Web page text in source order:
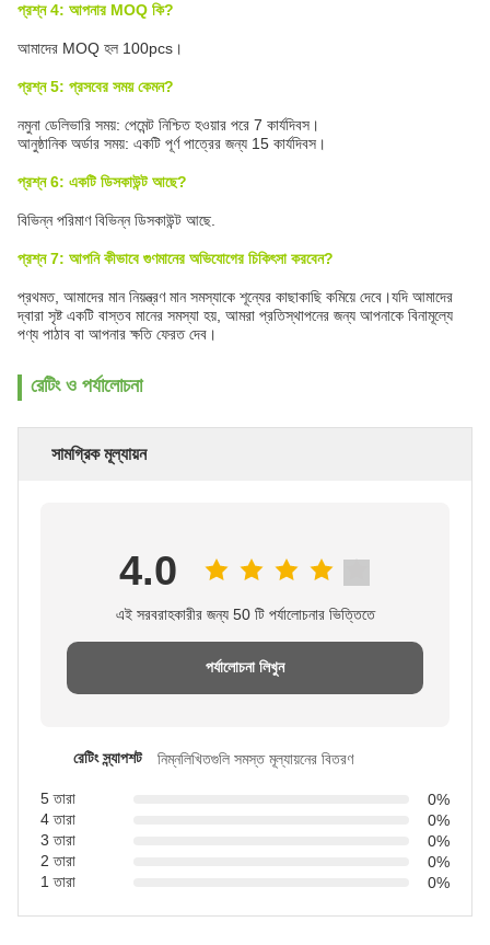
প্রশ্ন 4: আপনার MOQ কি?
আমাদের MOQ হল 100pcs।
প্রশ্ন 5: প্রসবের সময় কেমন?
নমুনা ডেলিভারি সময়: পেমেন্ট নিশ্চিত হওয়ার পরে 7 কার্যদিবস।
আনুষ্ঠানিক অর্ডার সময়: একটি পূর্ণ পাত্রের জন্য 15 কার্যদিবস।
প্রশ্ন 6: একটি ডিসকাউন্ট আছে?
বিভিন্ন পরিমাণ বিভিন্ন ডিসকাউন্ট আছে.
প্রশ্ন 7: আপনি কীভাবে গুণমানের অভিযোগের চিকিৎসা করবেন?
প্রথমত, আমাদের মান নিয়ন্ত্রণ মান সমস্যাকে শূন্যের কাছাকাছি কমিয়ে দেবে।যদি আমাদের
দ্বারা সৃষ্ট একটি বাস্তব মানের সমস্যা হয়, আমরা প্রতিস্থাপনের জন্য আপনাকে বিনামূল্যে
পণ্য পাঠাব বা আপনার ক্ষতি ফেরত দেব।
রেটিং ও পর্যালোচনা
সামগ্রিক মূল্যায়ন
4.0
এই সরবরাহকারীর জন্য 50 টি পর্যালোচনার ভিত্তিতে
পর্যালোচনা লিখুন
রেটিং স্ন্যাপশট নিম্নলিখিতগুলি সমস্ত মূল্যায়নের বিতরণ
5 তারা
0%
4 তারা
0%
3 তারা
0%
2 তারা
0%
1 তারা
0%